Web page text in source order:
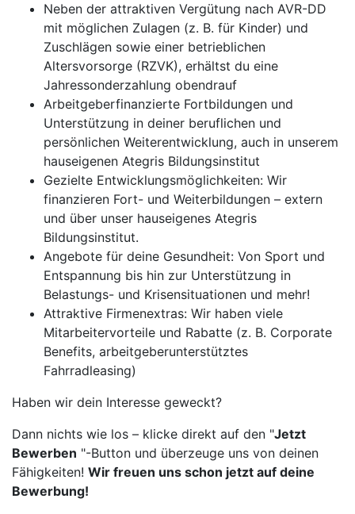
Neben der attraktiven Vergütung nach AVR-DD
mit möglichen Zulagen (z. B. für Kinder) und
Zuschlägen sowie einer betrieblichen
Altersvorsorge (RZVK), erhältst du eine
Jahressonderzahlung obendrauf
Arbeitgeberfinanzierte Fortbildungen und
Unterstützung in deiner beruflichen und
persönlichen Weiterentwicklung, auch in unserem
hauseigenen Ategris Bildungsinstitut
Gezielte Entwicklungsmöglichkeiten: Wir
finanzieren Fort- und Weiterbildungen – extern
und über unser hauseigenes Ategris
Bildungsinstitut.
Angebote für deine Gesundheit: Von Sport und
Entspannung bis hin zur Unterstützung in
Belastungs- und Krisensituationen und mehr!
Attraktive Firmenextras: Wir haben viele
Mitarbeitervorteile und Rabatte (z. B. Corporate
Benefits, arbeitgeberunterstütztes
Fahrradleasing)
Haben wir dein Interesse geweckt?
Dann nichts wie los – klicke direkt auf den "Jetzt
Bewerben "-Button und überzeuge uns von deinen
Fähigkeiten! Wir freuen uns schon jetzt auf deine
Bewerbung!